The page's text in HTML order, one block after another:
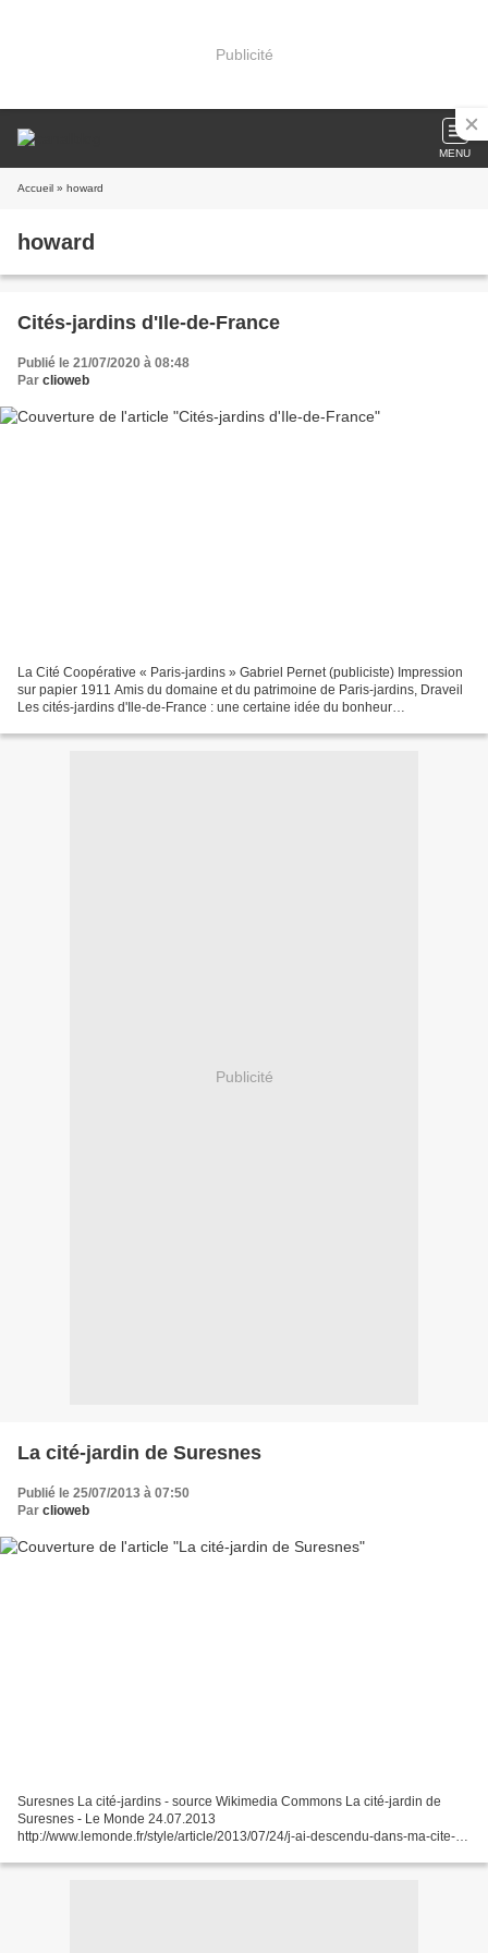
Publicité
MENU
Accueil » howard
howard
Cités-jardins d'Ile-de-France
Publié le 21/07/2020 à 08:48
Par clioweb
La Cité Coopérative « Paris-jardins » Gabriel Pernet (publiciste) Impression
sur papier 1911 Amis du domaine et du patrimoine de Paris-jardins, Draveil
Les cités-jardins d'Ile-de-France : une certaine idée du bonheur
Publicité
La cité-jardin de Suresnes
Publié le 25/07/2013 à 07:50
Par clioweb
Suresnes La cité-jardins - source Wikimedia Commons La cité-jardin de
Suresnes - Le Monde 24.07.2013
http://www.lemonde.fr/style/article/2013/07/24/j-ai-descendu-dans-ma-cite-
l'urbaniste...